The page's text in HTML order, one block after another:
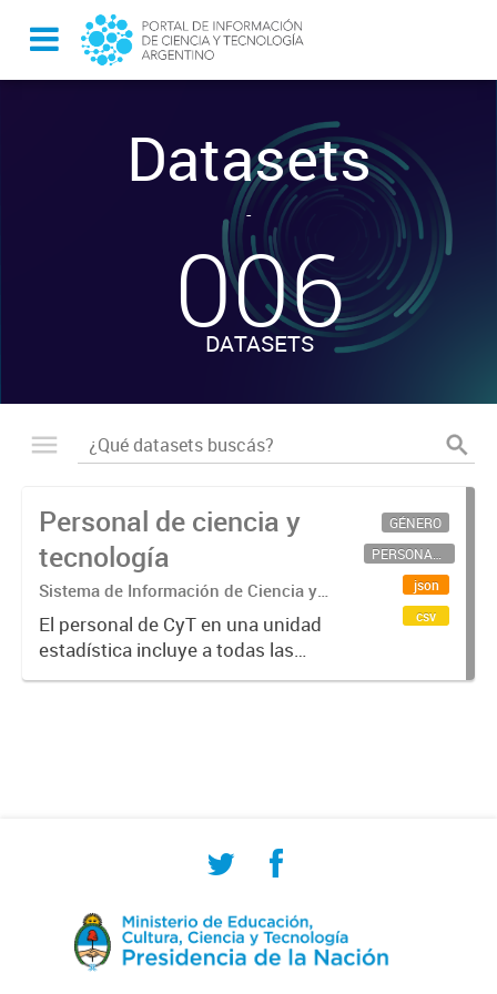
Datasets
-
006
DATASETS
Personal de ciencia y
tecnología
Sistema de Información de Ciencia y
Tecnología Argentino (SICYTAR)
El personal de CyT en una unidad
estadística incluye a todas las
personas involucradas
GÉNERO
PERSONAL CIENTÍFICO-TECNOLÓGICO
json
csv